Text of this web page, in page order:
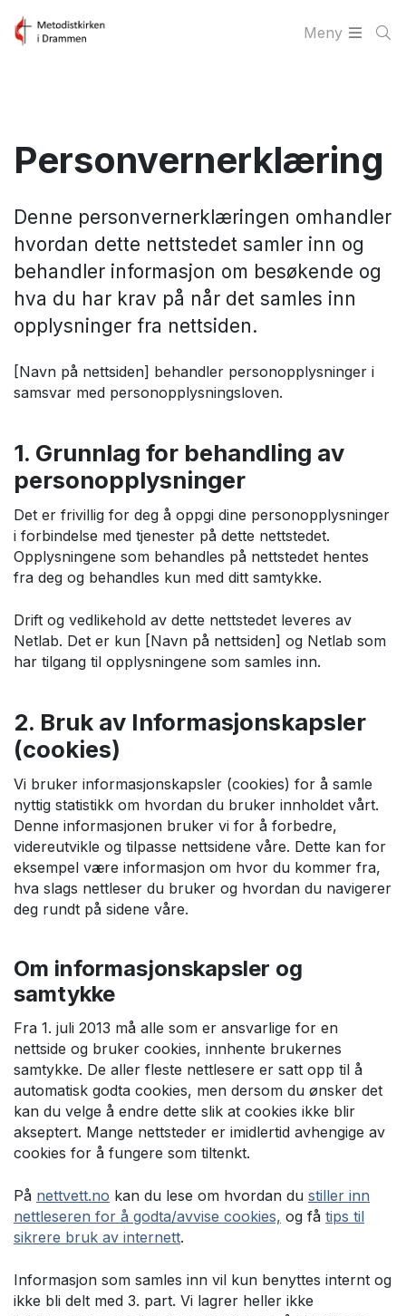
Meny
Personvernerklæring
Denne personvernerklæringen omhandler
hvordan dette nettstedet samler inn og
behandler informasjon om besøkende og
hva du har krav på når det samles inn
opplysninger fra nettsiden.
[Navn på nettsiden] behandler personopplysninger i
samsvar med personopplysningsloven.
1. Grunnlag for behandling av
personopplysninger
Det er frivillig for deg å oppgi dine personopplysninger
i forbindelse med tjenester på dette nettstedet.
Opplysningene som behandles på nettstedet hentes
fra deg og behandles kun med ditt samtykke.
Drift og vedlikehold av dette nettstedet leveres av
Netlab. Det er kun [Navn på nettsiden] og Netlab som
har tilgang til opplysningene som samles inn.
2. Bruk av Informasjonskapsler
(cookies)
Vi bruker informasjonskapsler (cookies) for å samle
nyttig statistikk om hvordan du bruker innholdet vårt.
Denne informasjonen bruker vi for å forbedre,
videreutvikle og tilpasse nettsidene våre. Dette kan for
eksempel være informasjon om hvor du kommer fra,
hva slags nettleser du bruker og hvordan du navigerer
deg rundt på sidene våre.
Om informasjonskapsler og
samtykke
Fra 1. juli 2013 må alle som er ansvarlige for en
nettside og bruker cookies, innhente brukernes
samtykke. De aller fleste nettlesere er satt opp til å
automatisk godta cookies, men dersom du ønsker det
kan du velge å endre dette slik at cookies ikke blir
akseptert. Mange nettsteder er imidlertid avhengige av
cookies for å fungere som tiltenkt.
På nettvett.no kan du lese om hvordan du stiller inn
nettleseren for å godta/avvise cookies, og få tips til
sikrere bruk av internett.
Informasjon som samles inn vil kun benyttes internt og
ikke bli delt med 3. part. Vi lagrer heller ikke